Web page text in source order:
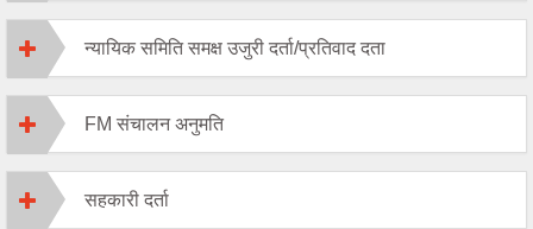
न्यायिक समिति समक्ष उजुरी दर्ता/प्रतिवाद दता
FM संचालन अनुमति
सहकारी दर्ता